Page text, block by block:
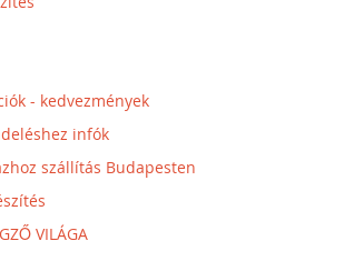
- kedvezmények
infók
szállítás Budapesten
VILÁGA